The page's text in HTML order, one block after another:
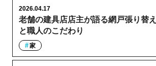
老舗の建具店店主が語る網戸張り替
と職人のこだわり
2026.04.17
家